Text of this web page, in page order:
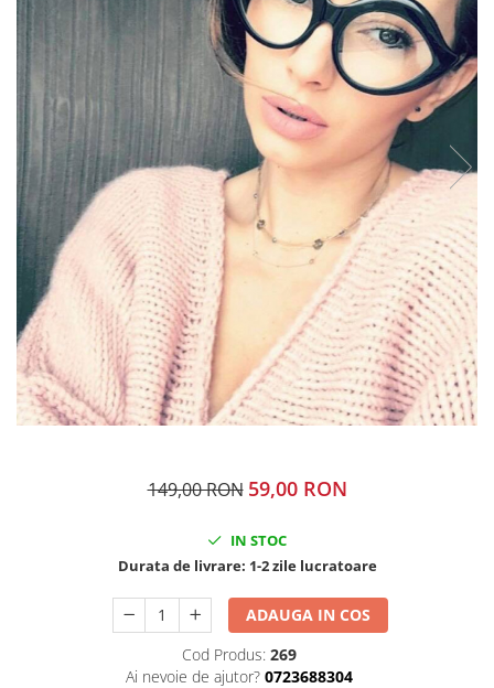
149,00 RON 59,00 RON
IN STOC
Durata de livrare: 1-2 zile lucratoare
ADAUGA IN COS
Cod Produs: 269
Ai nevoie de ajutor? 0723688304